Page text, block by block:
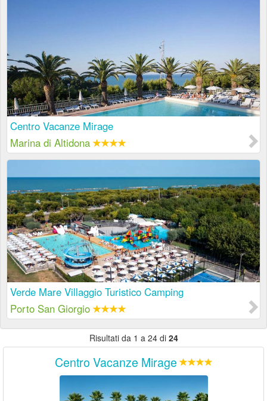
Centro Vacanze Mirage
Marina di Altidona
Verde Mare Villaggio Turistico Camping
Porto San Giorgio
Risultati da 1 a 24 di 24
Centro Vacanze Mirage